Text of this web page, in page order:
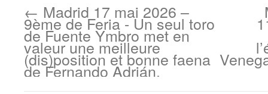
← Madrid 17 mai 2026 –
9ème de Feria - Un seul toro
de Fuente Ymbro met en
valeur une meilleure
(dis)position et bonne faena
de Fernando Adrián.